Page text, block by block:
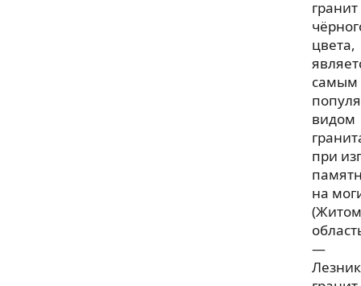
гранит
цвета,
самым
видом
при
на
—